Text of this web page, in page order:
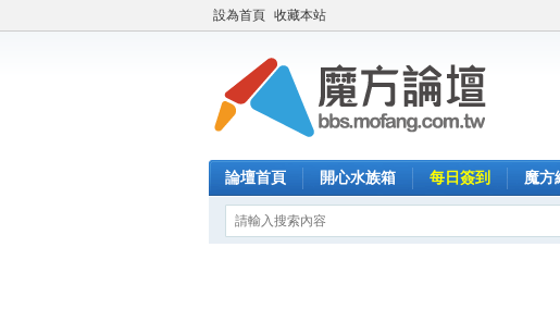
設為首頁 收藏本站
論壇首頁 開心水族箱 每日簽到 魔方